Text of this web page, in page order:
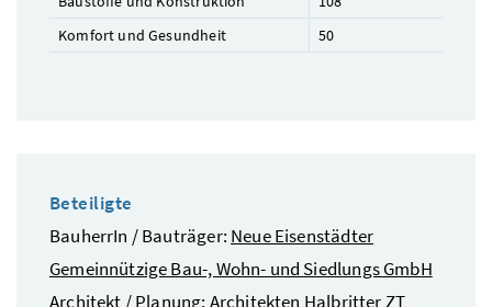
Komfort und Gesundheit
50
Beteiligte
BauherrIn / Bauträger: Neue Eisenstädter
Gemeinnützige Bau-, Wohn- und Siedlungs GmbH
Architekt / Planung: Architekten Halbritter ZT